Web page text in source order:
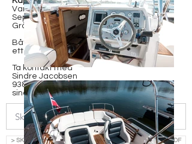
Vann: 100 liter
Septik: 60 liter
Gråvann: 40 liter
Båten ligger i vinteropplag. Visning kun
etter avtale.
Ta kontakt med
Sindre Jacobsen
938 40 189
sindre@h-y.no
> SKRIV INN EPOST OG LAST NED SALGSOPPGAVE SOM PDF